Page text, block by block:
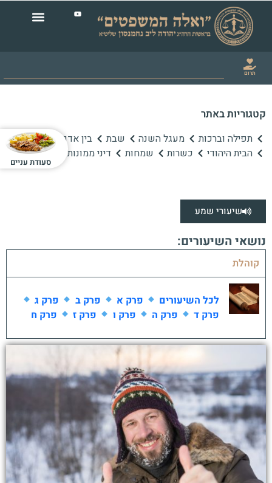
תרום
קטגוריות באתר
תפילה וברכות מעגל השנה שבת
בין אדם לחברו
הבית היהודי
כשרות שמחות דיני ממונות
שיעורי שמע
נושאי השיעורים:
קוהלת
לכל השיעורים פרק א פרק ב
פרק ג
פרק ד
פרק ה פרק ו פרק ז פרק ח
סעודת עניים